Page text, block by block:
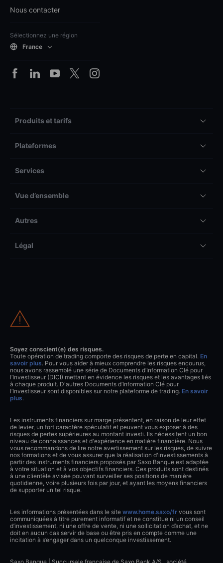
Nous contacter
Sélectionnez une région
France
Produits et tarifs
Plateformes
Services
Vue d’ensemble
Autres
Légal
Soyez conscient(e) des risques.
Toute opération de trading comporte des risques de perte en capital. En
savoir plus. Pour vous aider à mieux comprendre les risques encourus,
nous avons rassemblé une série de Documents d’Information Clé pour
l’Investisseur (DICI) mettant en évidence les risques et les avantages liés
à chaque produit. D'autres Documents d’Information Clé pour
l’Investisseur sont disponibles sur notre plateforme de trading. En savoir
plus.
Les instruments financiers sur marge présentent, en raison de leur effet
de levier, un fort caractère spéculatif et peuvent vous exposer à des
risques de pertes supérieures au montant investi. Ils nécessitent un bon
niveau de connaissances et d'expérience en matière financière. Nous
vous recommandons de lire notre avertissement sur les risques, de suivre
nos formations et de vous assurer que la réalisation d'investissements à
partir des instruments financiers proposés par Saxo Banque est adaptée
à votre situation et à vos objectifs financiers. Ces produits sont destinés
à une clientèle avisée pouvant surveiller ses positions de manière
quotidienne, voire plusieurs fois par jour, et ayant les moyens financiers
de supporter un tel risque.
Les informations présentées dans le site www.home.saxo/fr vous sont
communiquées à titre purement informatif et ne constitue ni un conseil
d’investissement, ni une offre de vente, ni une sollicitation d’achat, et ne
doit en aucun cas servir de base ou être pris en compte comme une
incitation à s’engager dans un quelconque investissement.